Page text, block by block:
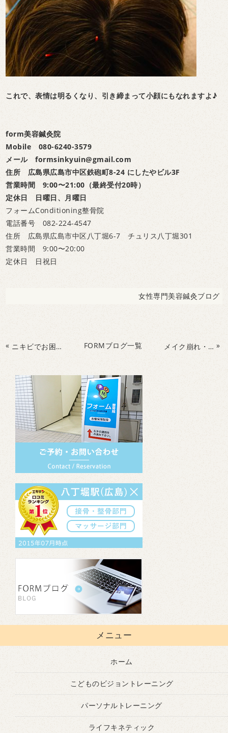
これで、表情は明るくなり、引き締まって小顔にもなれますよ♪
form美容鍼灸院
Mobile 080-6240-3579
メール formsinkyuin@gmail.com
住所 広島県広島市中区鉄砲町8-24 にしたやビル3F
営業時間 9:00〜21:00（最終受付20時）
定休日 日曜日、月曜日
フォームConditioning整骨院
電話番号 082-224-4547
住所 広島県広島市中区八丁堀6-7 チュリス八丁堀301
営業時間 9:00〜20:00
定休日 日祝日
女性専門美容鍼灸ブログ
« ニキビでお困りはform美容鍼灸院へ ニキビVSマスク FORMブログ一覧 メイク崩れ・日焼け VS マスク »
メニュー
ホーム
こどものビジョントレーニング
パーソナルトレーニング
ライフキネティック